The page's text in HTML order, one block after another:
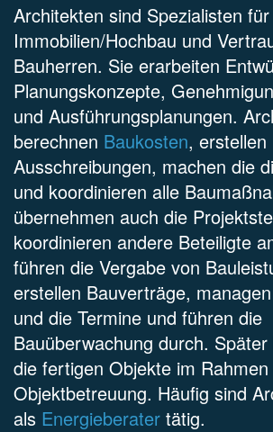
Architekten sind Spezialisten für
Immobilien/Hochbau und
Bauherren. Sie erarbeiten
Planungskonzepte,
und Ausführungsplanungen.
berechnen Baukosten, erstellen
Ausschreibungen, machen die
und koordinieren alle
übernehmen auch die
koordinieren andere Beteiligte
führen die Vergabe von
erstellen Bauverträge,
und die Termine und führen die
Bauüberwachung durch.
die fertigen Objekte im
Objektbetreuung. Häufig sind
als Energieberater tätig.